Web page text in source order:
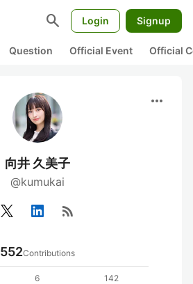
search Login Signup
Question Official Event Official
more_horiz
向井 久美子
@kumukai
rss_feed
552Contributions
6
142